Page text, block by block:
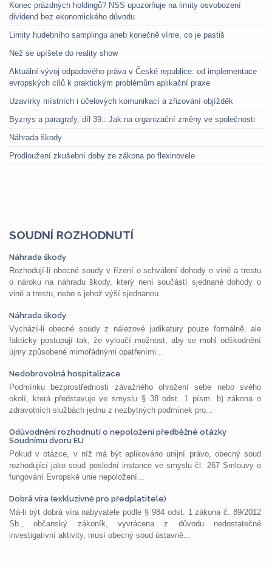
Konec prázdných holdingů? NSS upozorňuje na limity osvobození
dividend bez ekonomického důvodu
Limity hudebního samplingu aneb konečně víme, co je pastiš
Než se upíšete do reality show
Aktuální vývoj odpadového práva v České republice: od implementace
evropských cílů k praktickým problémům aplikační praxe
Uzavírky místních i účelových komunikací a zřizování objížděk
Byznys a paragrafy, díl 39.: Jak na organizační změny ve společnosti
Náhrada škody
Prodloužení zkušební doby ze zákona po flexinovele
SOUDNÍ ROZHODNUTÍ
Náhrada škody
Rozhodují-li obecné soudy v řízení o schválení dohody o vině a trestu
o nároku na náhradu škody, který není součástí sjednané dohody o
vině a trestu, nebo s jehož výší sjednanou...
Náhrada škody
Vychází-li obecné soudy z nálezové judikatury pouze formálně, ale
fakticky postupují tak, že vyloučí možnost, aby se mohl odškodnění
újmy způsobené mimořádnými opatřeními...
Nedobrovolná hospitalizace
Podmínku bezprostřednosti závažného ohrožení sebe nebo svého
okolí, která představuje ve smyslu § 38 odst. 1 písm. b) zákona o
zdravotních službách jednu z nezbytných podmínek pro...
Odůvodnění rozhodnutí o nepoložení předběžné otázky
Soudnímu dvoru EU
Pokud v otázce, v níž má být aplikováno unijní právo, obecný soud
rozhodující jako soud poslední instance ve smyslu čl. 267 Smlouvy o
fungování Evropské unie nepoložení...
Dobrá víra (exkluzivně pro předplatitele)
Má-li být dobrá víra nabyvatele podle § 984 odst. 1 zákona č. 89/2012
Sb., občanský zákoník, vyvrácena z důvodu nedostatečné
investigativní aktivity, musí obecný soud ústavně...